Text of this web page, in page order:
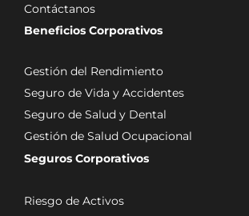
Contáctanos
Beneficios Corporativos
Gestión del Rendimiento
Seguro de Vida y Accidentes
Seguro de Salud y Dental
Gestión de Salud Ocupacional
Seguros Corporativos
Riesgo de Activos